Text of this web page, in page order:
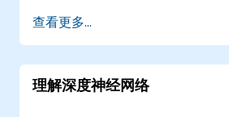
查看更多...
理解深度神经网络